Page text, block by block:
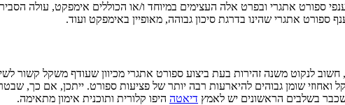
ספורט אתגרי ובפרט אלה העצימים במיוחד ו/או הכוללים אימפקט, עולה
אתגרי שהינו בדרגת סיכון גבוהה, מאופיין באימפקט ועוד.
לנקוט משנה זהירות בעת ביצוע ספורט אתגרי מכיוון שעודף משקל קשור
ואחוזי שומן גבוהים להיארעות רבה יותר של פציעות ספורט. ייתכן, אם כך,
בשלבים הראשונים יש לאמץ דיאטה היפו קלורית ותוכנית אימון מתאימה.